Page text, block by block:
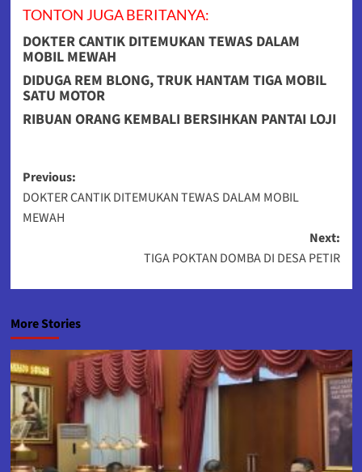
TONTON JUGA BERITANYA:
DOKTER CANTIK DITEMUKAN TEWAS DALAM
MOBIL MEWAH
DIDUGA REM BLONG, TRUK HANTAM TIGA MOBIL
SATU MOTOR
RIBUAN ORANG KEMBALI BERSIHKAN PANTAI LOJI
Post
navigation
Previous:
DOKTER CANTIK DITEMUKAN TEWAS DALAM MOBIL
MEWAH
Next:
TIGA POKTAN DOMBA DI DESA PETIR
More Stories